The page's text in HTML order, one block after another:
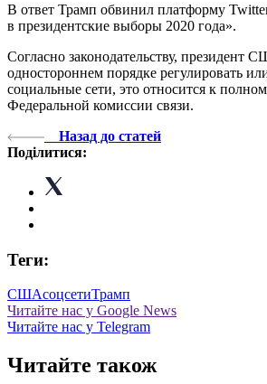
В ответ Трамп обвинил платформу
в президентские выборы 2020 года».
Согласно законодательству, президент
одностороннем порядке регулировать
социальные сети, это относится к
Федеральной комиссии связи.
Назад до статей
Поділитися:
Теги:
СШАсоцсетиТрамп
Читайте нас у Google News
Читайте нас у Telegram
Читайте також